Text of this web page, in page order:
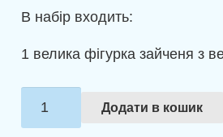
В набір входить:
1 велика фігурка зайченя з
Додати в кошик